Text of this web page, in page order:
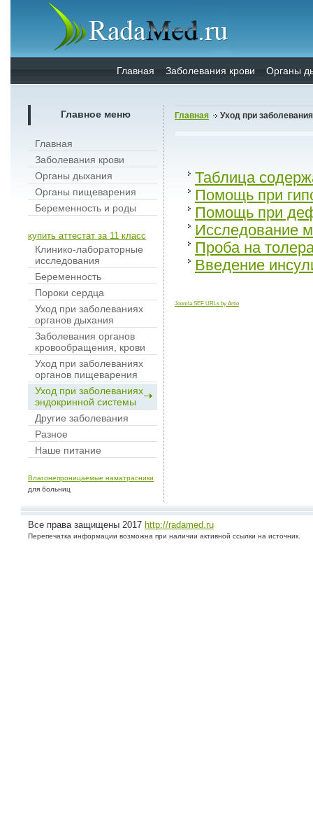
Главная Заболевания крови Органы
Главное меню
Главная
Заболевания крови
Органы дыхания
Органы пищеварения
Беременность и роды
купить аттестат за 11 класс
Клинико-лабораторные
исследования
Беременность
Пороки сердца
Уход при заболеваниях
органов дыхания
Заболевания органов
кровообращения, крови
Уход при заболеваниях
органов пищеварения
Уход при заболеваниях
эндокринной системы
Другие заболевания
Разное
Наше питание
Влагонепроницаемые наматрасники
для больниц
Главная Уход при
Таблица
Помощь при
Помощь при
Исследование
Проба на
Введение
Joomla SEF URLs by Artio
Все права защищены 2017 http://radamed.ru
Перепечатка информации возможна при наличии активной ссылки на источник.